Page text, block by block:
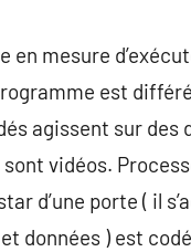
mesure
est
agissent sur
vidéos.
d’une porte ( il
données ) est